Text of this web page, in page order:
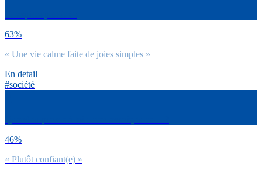
63%
« Une vie calme faite de joies simples »
En detail
#société
46%
« Plutôt confiant(e) »